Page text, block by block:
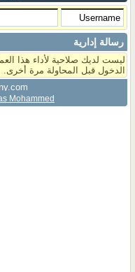
رسالة إدارية
ليست لديك صلاحية لأداء هذا
الدخول قبل المحاولة مرة أخرى.
Mohammed